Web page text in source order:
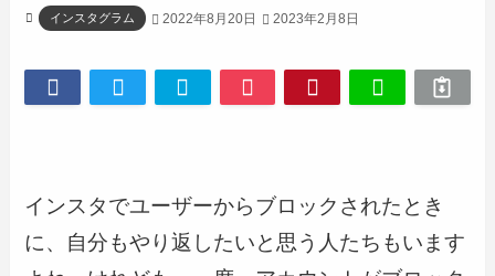
インスタグラム 2022年8月20日 2023年2月8日
インスタでユーザーからブロックされたとき
に、自分もやり返したいと思う人たちもいます